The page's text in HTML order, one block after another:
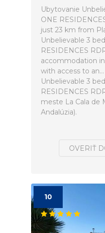
Ubytovanie
ONE
just 23 km from
Unbelievable 3
RESIDENCES
accommodation
with access to
Unbelievable 3
RESIDENCES
meste La Cala de
Andalúzia).
OVERIŤ
10